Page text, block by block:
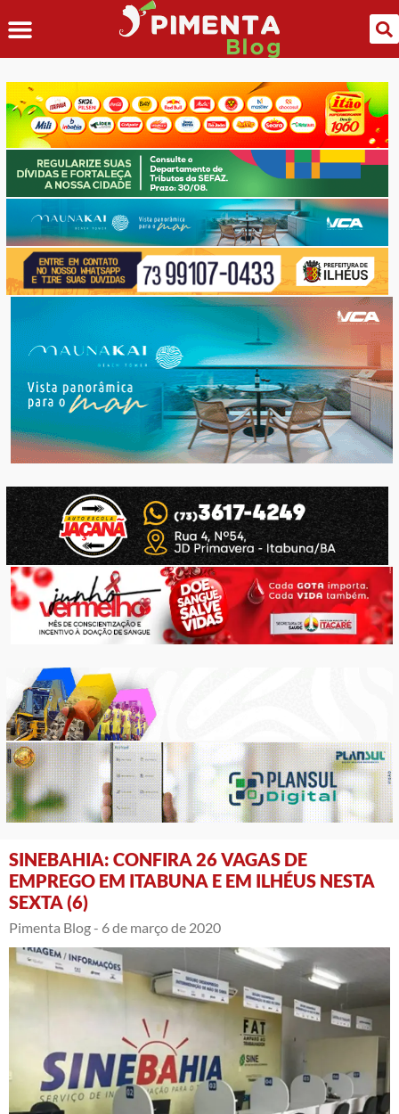
SINEBAHIA: CONFIRA 26 VAGAS DE
EMPREGO EM ITABUNA E EM ILHÉUS NESTA
SEXTA (6)
Pimenta Blog - 6 de março de 2020